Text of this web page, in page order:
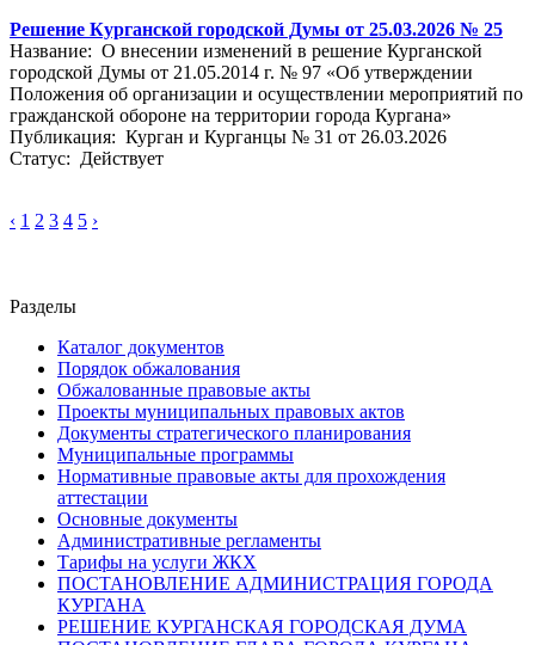
Решение Курганской городской Думы от 25.03.2026 № 25
Название: О внесении изменений в решение Курганской
городской Думы от 21.05.2014 г. № 97 «Об утверждении
Положения об организации и осуществлении мероприятий по
гражданской обороне на территории города Кургана»
Публикация: Курган и Курганцы № 31 от 26.03.2026
Статус: Действует
‹ 1 2 3 4 5 ›
Разделы
Каталог документов
Порядок обжалования
Обжалованные правовые акты
Проекты муниципальных правовых актов
Документы стратегического планирования
Муниципальные программы
Нормативные правовые акты для прохождения
аттестации
Основные документы
Административные регламенты
Тарифы на услуги ЖКХ
ПОСТАНОВЛЕНИЕ АДМИНИСТРАЦИЯ ГОРОДА
КУРГАНА
РЕШЕНИЕ КУРГАНСКАЯ ГОРОДСКАЯ ДУМА